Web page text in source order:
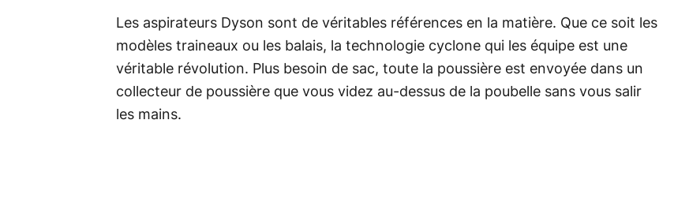
Les aspirateurs Dyson sont de véritables références en la matière. Que ce soit les
modèles traineaux ou les balais, la technologie cyclone qui les équipe est une
véritable révolution. Plus besoin de sac, toute la poussière est envoyée dans un
collecteur de poussière que vous videz au-dessus de la poubelle sans vous salir
les mains.